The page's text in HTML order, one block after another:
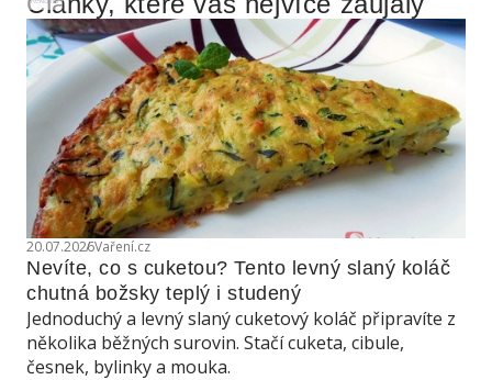
20.07.2026Vaření.cz
Nevíte, co s cuketou? Tento levný slaný koláč
chutná božsky teplý i studený
Jednoduchý a levný slaný cuketový koláč připravíte z
několika běžných surovin. Stačí cuketa, cibule,
česnek, bylinky a mouka.